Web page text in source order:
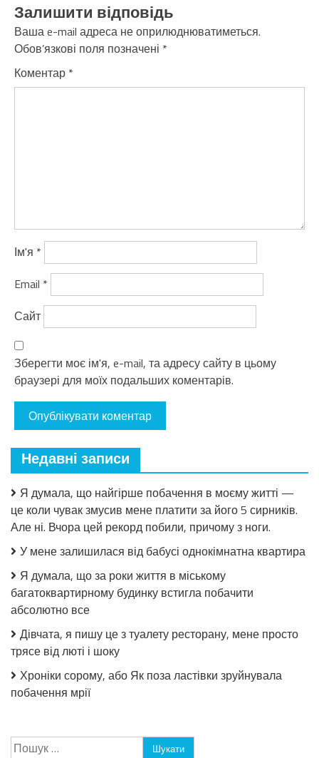
Залишити відповідь
Ваша e-mail адреса не оприлюднюватиметься.
Обов’язкові поля позначені *
Коментар *
Ім'я *
Email *
Сайт
Зберегти моє ім'я, e-mail, та адресу сайту в цьому
браузері для моїх подальших коментарів.
Недавні записи
Я думала, що найгірше побачення в моєму житті —
це коли чувак змусив мене платити за його 5 сирників.
Але ні. Вчора цей рекорд побили, причому з ноги.
У мене залишилася від бабусі однокімнатна квартира
Я думала, що за роки життя в міському
багатоквартирному будинку встигла побачити
абсолютно все
Дівчата, я пишу це з туалету ресторану, мене просто
трясе від люті і шоку
Хроніки сорому, або Як поза ластівки зруйнувала
побачення мрії
Пошук: